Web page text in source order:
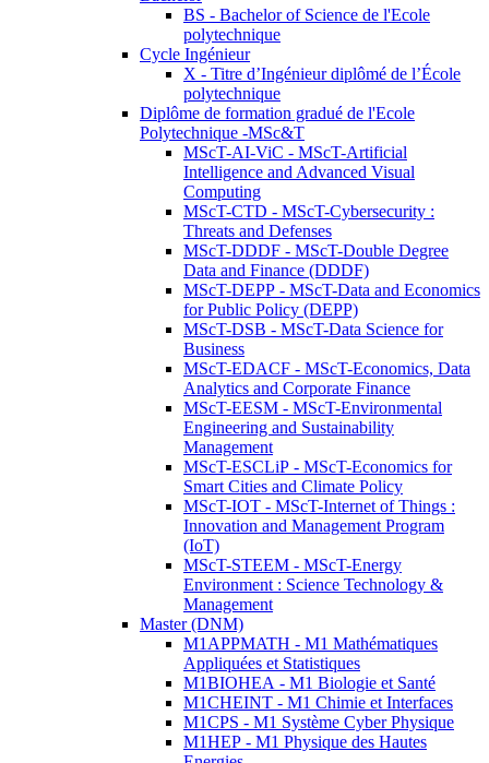
BS - Bachelor of Science de l'Ecole
polytechnique
Cycle Ingénieur
X - Titre d’Ingénieur diplômé de l’École
polytechnique
Diplôme de formation gradué de l'Ecole
Polytechnique -MSc&T
MScT-AI-ViC - MScT-Artificial
Intelligence and Advanced Visual
Computing
MScT-CTD - MScT-Cybersecurity :
Threats and Defenses
MScT-DDDF - MScT-Double Degree
Data and Finance (DDDF)
MScT-DEPP - MScT-Data and Economics
for Public Policy (DEPP)
MScT-DSB - MScT-Data Science for
Business
MScT-EDACF - MScT-Economics, Data
Analytics and Corporate Finance
MScT-EESM - MScT-Environmental
Engineering and Sustainability
Management
MScT-ESCLiP - MScT-Economics for
Smart Cities and Climate Policy
MScT-IOT - MScT-Internet of Things :
Innovation and Management Program
(IoT)
MScT-STEEM - MScT-Energy
Environment : Science Technology &
Management
Master (DNM)
M1APPMATH - M1 Mathématiques
Appliquées et Statistiques
M1BIOHEA - M1 Biologie et Santé
M1CHEINT - M1 Chimie et Interfaces
M1CPS - M1 Système Cyber Physique
M1HEP - M1 Physique des Hautes